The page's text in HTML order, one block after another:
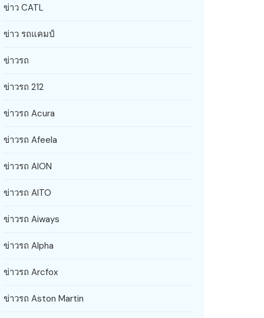
ข่าว CATL
ข่าว รถแคมป์
ข่าวรถ
ข่าวรถ 212
ข่าวรถ Acura
ข่าวรถ Afeela
ข่าวรถ AION
ข่าวรถ AITO
ข่าวรถ Aiways
ข่าวรถ Alpha
ข่าวรถ Arcfox
ข่าวรถ Aston Martin